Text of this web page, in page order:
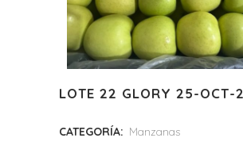
LOTE 22 GLORY 25-OCT-
CATEGORÍA: Manzanas